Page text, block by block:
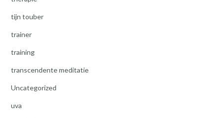
tijn touber
trainer
training
transcendente meditatie
Uncategorized
uva